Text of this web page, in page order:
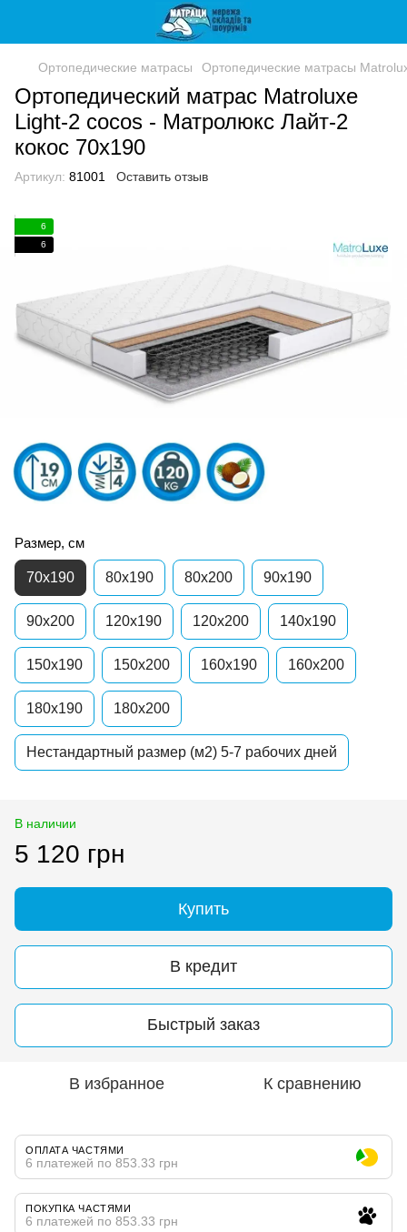
Ортопедические матрасы Ортопедические матрасы
Ортопедический матрас Matroluxe
Light-2 cocos - Матролюкс Лайт-2
кокос 70x190
Артикул: 81001 Оставить отзыв
6
6
Размер, см
70x190 80x190 80x200 90x190
90x200 120x190 120x200 140x190
150x190 150x200 160x190 160x200
180x190 180x200
Нестандартный размер (м2) 5-7 рабочих дней
В наличии
5 120 грн
Купить
В кредит
Быстрый заказ
В избранное К сравнению
ОПЛАТА ЧАСТЯМИ
6 платежей по 853.33 грн
ПОКУПКА ЧАСТЯМИ
6 платежей по 853.33 грн